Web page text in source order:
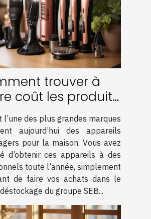
trouver à
coût les produits
Rowenta ?
l’une des plus grandes marques
aujourd’hui des appareils
pour la maison. Vous avez
d’obtenir ces appareils à des
toute l’année, simplement
de faire vos achats dans le
du groupe SEB...